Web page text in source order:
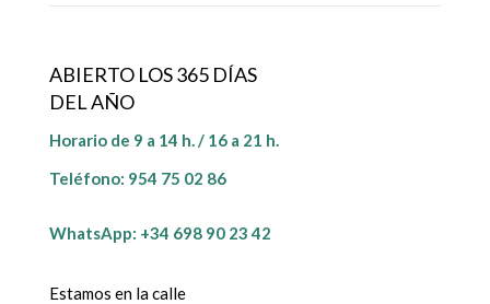
ABIERTO LOS 365 DÍAS
DEL AÑO
Horario de 9 a 14 h. / 16 a 21 h.
Teléfono: 954 75 02 86
WhatsApp: +34 698 90 23 42
Estamos en la calle